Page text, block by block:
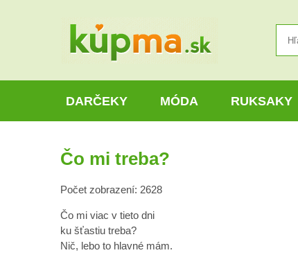
DARČEKY MÓDA RUKSAKY
Čo mi treba?
Počet zobrazení: 2628
Čo mi viac v tieto dni
ku šťastiu treba?
Nič, lebo to hlavné mám.